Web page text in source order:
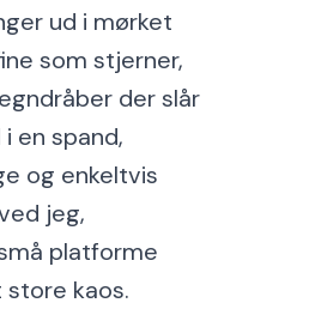
ud i mørket
som stjerner,
der slår
i en spand,
og enkeltvis
jeg,
platforme
store kaos.